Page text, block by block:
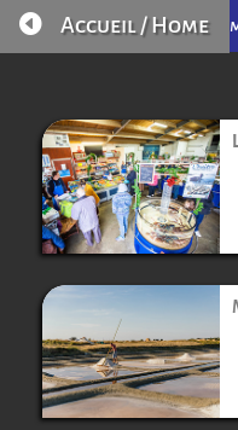
 Accueil / Home